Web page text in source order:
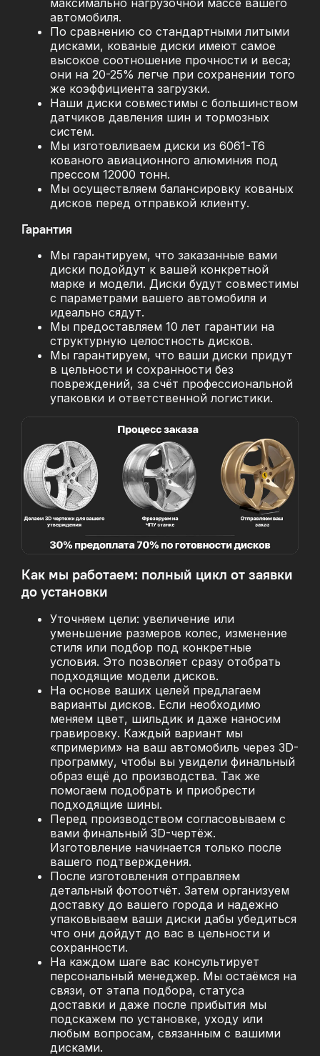
автомобиля.
По сравнению со стандартными литыми
дисками, кованые диски имеют самое
высокое соотношение прочности и веса;
они на 20-25% легче при сохранении того
же коэффициента загрузки.
Наши диски совместимы с большинством
датчиков давления шин и тормозных
систем.
Мы изготовливаем диски из 6061-T6
кованого авиационного алюминия под
прессом 12000 тонн.
Мы осуществляем балансировку кованых
дисков перед отправкой клиенту.
Гарантия
Мы гарантируем, что заказанные вами
диски подойдут к вашей конкретной
марке и модели. Диски будут совместимы
с параметрами вашего автомобиля и
идеально сядут.
Мы предоставляем 10 лет гарантии на
структурную целостность дисков.
Мы гарантируем, что ваши диски придут
в цельности и сохранности без
повреждений, за счёт профессиональной
упаковки и ответственной логистики.
Как мы работаем: полный цикл от заявки
до установки
Уточняем цели: увеличение или
уменьшение размеров колес, изменение
стиля или подбор под конкретные
условия. Это позволяет сразу отобрать
подходящие модели дисков.
На основе ваших целей предлагаем
варианты дисков. Если необходимо
меняем цвет, шильдик и даже наносим
гравировку. Каждый вариант мы
«примерим» на ваш автомобиль через 3D-
программу, чтобы вы увидели финальный
образ ещё до производства. Так же
помогаем подобрать и приобрести
подходящие шины.
Перед производством согласовываем с
вами финальный 3D-чертёж.
Изготовление начинается только после
вашего подтверждения.
После изготовления отправляем
детальный фотоотчёт. Затем организуем
доставку до вашего города и надежно
упаковываем ваши диски дабы убедиться
что они дойдут до вас в цельности и
сохранности.
На каждом шаге вас консультирует
персональный менеджер. Мы остаёмся на
связи, от этапа подбора, статуса
доставки и даже после прибытия мы
подскажем по установке, уходу или
любым вопросам, связанным с вашими
дисками.